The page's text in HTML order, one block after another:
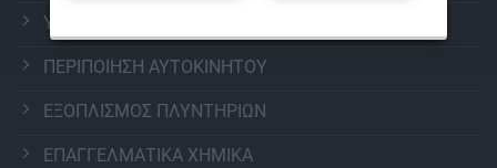
ΥΑΛΟΚΑΘΑΡΙΣΤΗΡΕΣ
ΠΕΡΙΠΟΙΗΣΗ ΑΥΤΟΚΙΝΗΤΟΥ
ΕΞΟΠΛΙΣΜΟΣ ΠΛΥΝΤΗΡΙΩΝ
ΕΠΑΓΓΕΛΜΑΤΙΚΑ ΧΗΜΙΚΑ